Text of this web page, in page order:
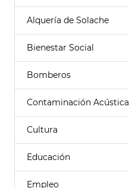
Alquería de Solache
Bienestar Social
Bomberos
Contaminación Acústica
Cultura
Educación
Empleo